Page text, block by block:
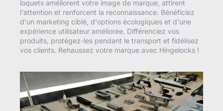
loquets améliorent votre image de marque, attirent
l'attention et renforcent la reconnaissance. Bénéficiez
d'un marketing ciblé, d'options écologiques et d'une
expérience utilisateur améliorée. Différenciez vos
produits, protégez-les pendant le transport et fidélisez
vos clients. Rehaussez votre marque avec Hingelocks !